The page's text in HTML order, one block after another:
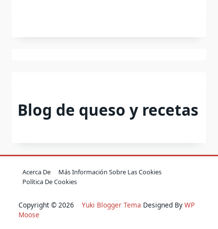
Blog de queso y recetas
Acerca De
Más Información Sobre Las Cookies
Política De Cookies
Copyright © 2026 Yuki Blogger Tema Designed By WP
Moose